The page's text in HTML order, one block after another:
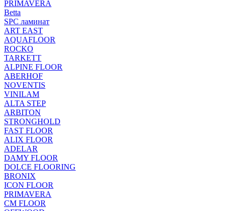
PRIMAVERA
Betta
SPC ламинат
ART EAST
AQUAFLOOR
ROCKO
TARKETT
ALPINE FLOOR
ABERHOF
NOVENTIS
VINILAM
ALTA STEP
ARBITON
STRONGHOLD
FAST FLOOR
ALIX FLOOR
ADELAR
DAMY FLOOR
DOLCE FLOORING
BRONIX
ICON FLOOR
PRIMAVERA
CM FLOOR